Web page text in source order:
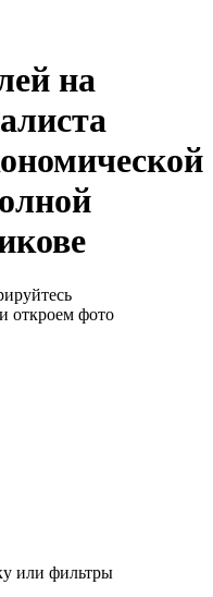
на
откроем фото
или фильтры